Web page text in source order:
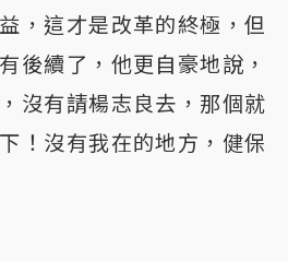
，這才是改革的終極，但
後續了，他更自豪地說，
沒有請楊志良去，那個就
！沒有我在的地方，健保